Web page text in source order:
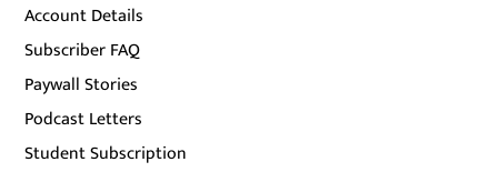
Account Details
Subscriber FAQ
Paywall Stories
Podcast Letters
Student Subscription